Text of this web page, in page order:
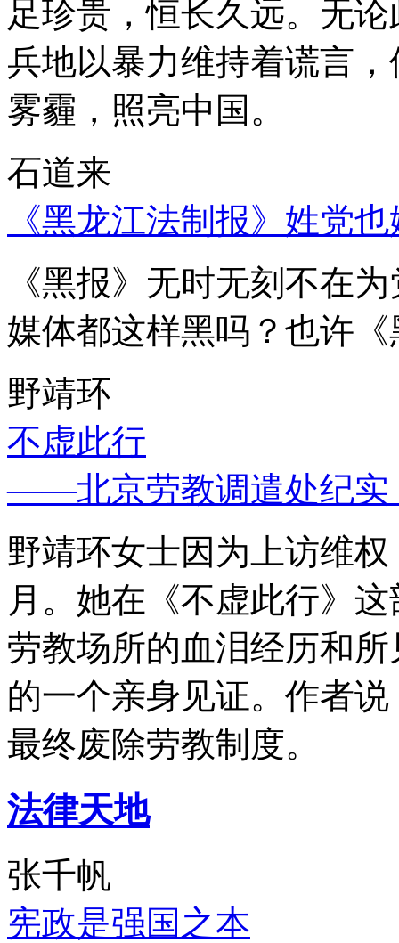
足珍贵，恒长久远。无
兵地以暴力维持着谎言
雾霾，照亮中国。
石道来
《黑龙江法制报》姓党
《黑报》无时无刻不在
媒体都这样黑吗？也许
野靖环
不虚此行
——北京劳教调遣处纪实
野靖环女士因为上访维
月。她在《不虚此行》
劳教场所的血泪经历和
的一个亲身见证。作者
最终废除劳教制度。
法律天地
张千帆
宪政是强国之本